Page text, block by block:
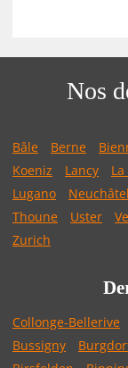
Nos
Bâle Berne
Koeniz
Lancy
Lugano
Neuchâtel
Thoune
Uster
Zurich
Collonge-Bellerive
Bussigny